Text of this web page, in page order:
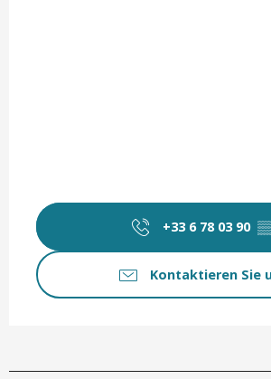
+33 6 78 03 90
Kontaktieren Sie